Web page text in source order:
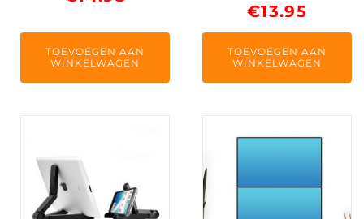
TOEVOEGEN AAN
WINKELWAGEN
€13.95
TOEVOEGEN AAN
WINKELWAGEN